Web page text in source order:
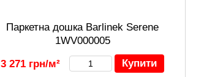
Паркетна дошка Barlinek Serene
1WV000005
3 271 грн/м² Купити